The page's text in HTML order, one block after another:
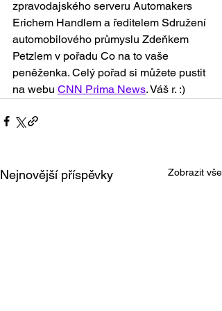
zpravodajského serveru Automakers
Erichem Handlem a ředitelem Sdružení
automobilového průmyslu Zdeňkem
Petzlem v pořadu Co na to vaše
peněženka. Celý pořad si můžete pustit
na webu CNN Prima News. Váš r. :)
Nejnovější příspěvky Zobrazit vše